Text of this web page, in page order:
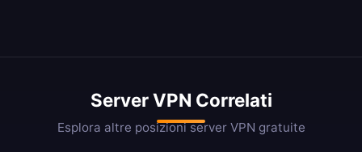
Server VPN Correlati
Esplora altre posizioni server VPN gratuite